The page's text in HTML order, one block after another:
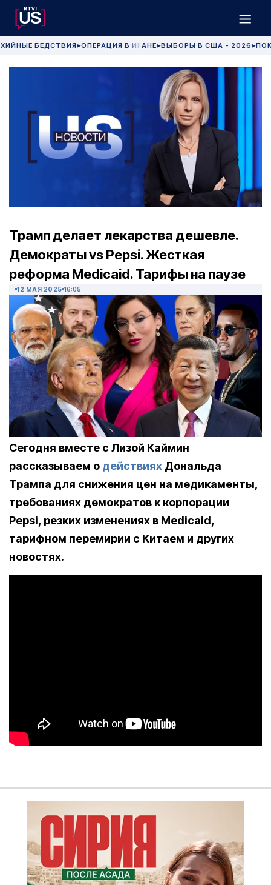
БЕДСТВИЯ▶ОПЕРАЦИЯ В ИРАНЕ▶ВЫБОРЫ В США - 2026 ▶
Трамп делает лекарства дешевле.
Демократы vs Pepsi. Жесткая
реформа Medicaid. Тарифы на паузе
12 МАЯ 2025 16:05
Сегодня вместе с Лизой Каймин
рассказываем о действиях Дональда
Трампа для снижения цен на медикаменты,
требованиях демократов к корпорации
Pepsi, резких изменениях в Medicaid,
тарифном перемирии с Китаем и других
новостях.